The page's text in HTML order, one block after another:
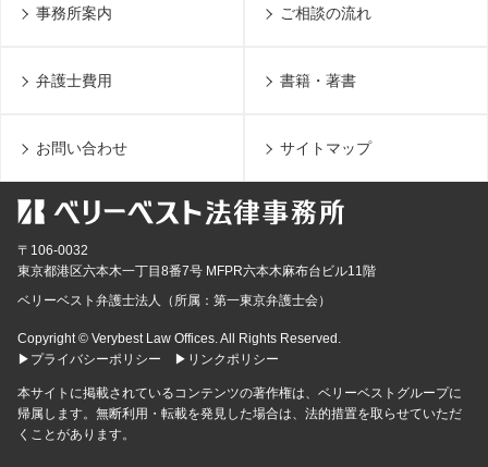
事務所案内 ご相談の流れ
弁護士費用 書籍・著書
お問い合わせ サイトマップ
〒106-0032
東京都港区六本木一丁目8番7号 MFPR六本木麻布台ビル11階
ベリーベスト弁護士法人（所属：第一東京弁護士会）
Copyright © Verybest Law Offices. All Rights Reserved.
▶プライバシーポリシー
▶リンクポリシー
本サイトに掲載されているコンテンツの著作権は、ベリーベストグループに
帰属します。無断利用・転載を発見した場合は、法的措置を取らせていただ
くことがあります。